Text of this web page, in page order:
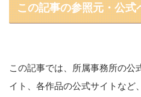
この記事の参照元・公式
この記事では、所属事務所の公
イト、各作品の公式サイトなど